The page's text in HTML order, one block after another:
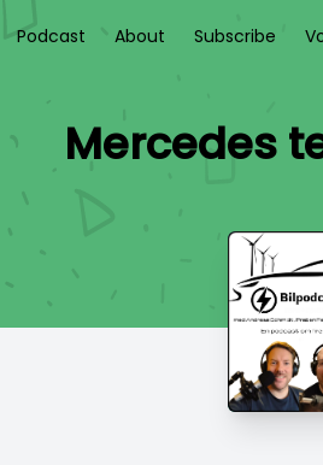
Podcast About Subscribe
Mercedes